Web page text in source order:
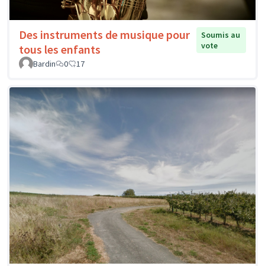
Des instruments de musique pour
tous les enfants
Soumis au
vote
Bardin
0 17